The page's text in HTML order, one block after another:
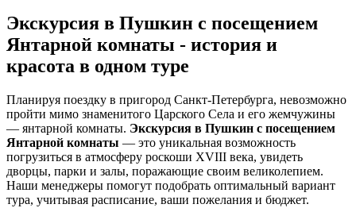
Экскурсия в Пушкин с посещением
Янтарной комнаты - история и
красота в одном туре
Планируя поездку в пригород Санкт-Петербурга, невозможно
пройти мимо знаменитого Царского Села и его жемчужины
— янтарной комнаты. Экскурсия в Пушкин с посещением
Янтарной комнаты — это уникальная возможность
погрузиться в атмосферу роскоши XVIII века, увидеть
дворцы, парки и залы, поражающие своим великолепием.
Наши менеджеры помогут подобрать оптимальный вариант
тура, учитывая расписание, ваши пожелания и бюджет.